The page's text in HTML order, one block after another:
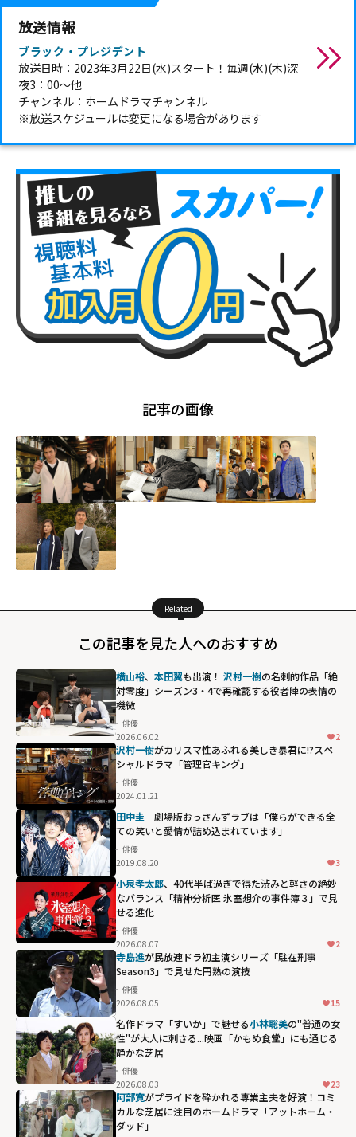
放送情報
ブラック・プレジデント
放送日時：2023年3月22日(水)スタート！毎週(水)(木)深
夜3：00～他
チャンネル：ホームドラマチャンネル
※放送スケジュールは変更になる場合があります
記事の画像
Related
この記事を見た人へのおすすめ
横山裕、 本田翼も出演！ 沢村一樹の名刺的作品「絶
対零度」シーズン3・4で再確認する役者陣の表情の
機微
俳優
2026.06.02
2
沢村一樹がカリスマ性あふれる美しき暴君に!?スペ
シャルドラマ「管理官キング」
俳優
2024.01.21
田中圭 劇場版おっさんずラブは「僕らができる全
ての笑いと愛情が詰め込まれています」
俳優
2019.08.20
3
小泉孝太郎、40代半ば過ぎで得た渋みと軽さの絶妙
なバランス「精神分析医 氷室想介の事件簿３」で見
せる進化
俳優
2026.08.07
2
寺島進が民放連ドラ初主演シリーズ「駐在刑事
Season3」で見せた円熟の演技
俳優
2026.08.05
15
名作ドラマ「すいか」で魅せる小林聡美の"普通の女
性"が大人に刺さる...映画「かもめ食堂」にも通じる
静かな芝居
俳優
2026.08.03
23
阿部寛がプライドを砕かれる専業主夫を好演！コミ
カルな芝居に注目のホームドラマ「アットホーム・
ダッド」